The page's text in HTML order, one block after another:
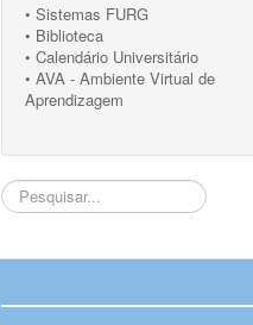
• Sistemas FURG
• Biblioteca
• Calendário Universitário
• AVA - Ambiente Virtual de
Aprendizagem
Pesquisar...